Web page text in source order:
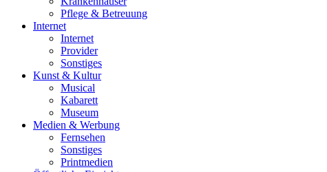
Pflege & Betreuung
Internet
Internet
Provider
Sonstiges
Kunst & Kultur
Musical
Kabarett
Museum
Medien & Werbung
Fernsehen
Sonstiges
Printmedien